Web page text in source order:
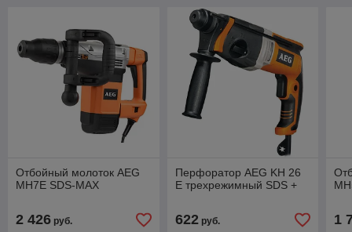
Отбойный молоток AEG
MH7E SDS-MAX
2 426 руб.
Перфоратор AEG KH 26
E трехрежимный SDS +
622руб. 1